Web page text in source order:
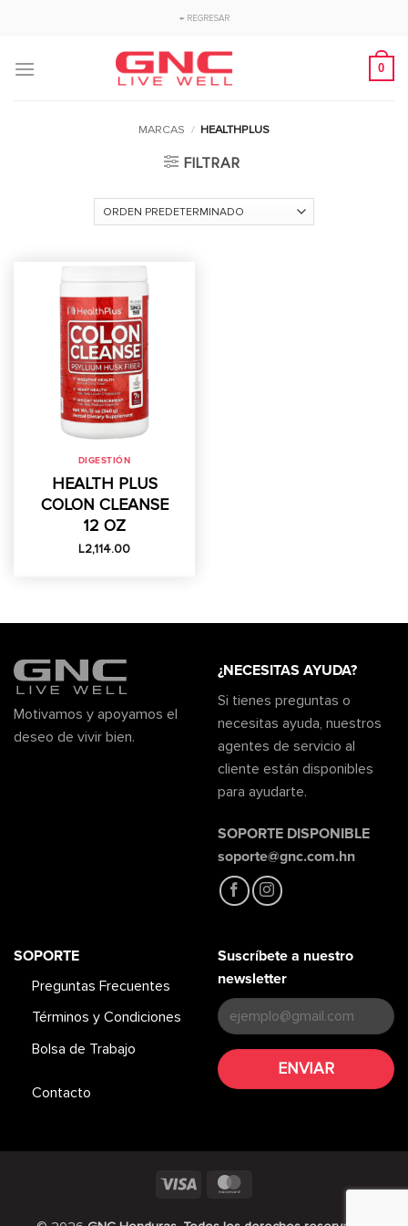
← REGRESAR
0
MARCAS / HEALTHPLUS
FILTRAR
DIGESTIÓN
HEALTH PLUS
COLON CLEANSE
12 OZ
L2,114.00
Motivamos y apoyamos el
deseo de vivir bien.
¿NECESITAS AYUDA?
Si tienes preguntas o
necesitas ayuda, nuestros
agentes de servicio al
cliente están disponibles
para ayudarte.
SOPORTE DISPONIBLE
soporte@gnc.com.hn
SOPORTE
Preguntas Frecuentes
Términos y Condiciones
Bolsa de Trabajo
Contacto
Suscríbete a nuestro
newsletter
Visa